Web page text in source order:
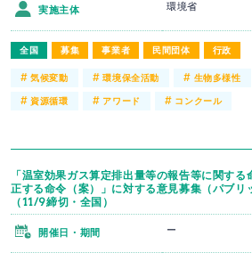
全国 募集 事業者 民間団体 行政
実施主体 環境省
#気候変動 #環境保全活動 # 生物多様性
#資源循環 # アワード # コンクール
「温室効果ガス算定排出量等の報告等に関する
正する命令（案）」に対する意見募集（パブリ
（11/9締切・全国）
開催日・期間 ー